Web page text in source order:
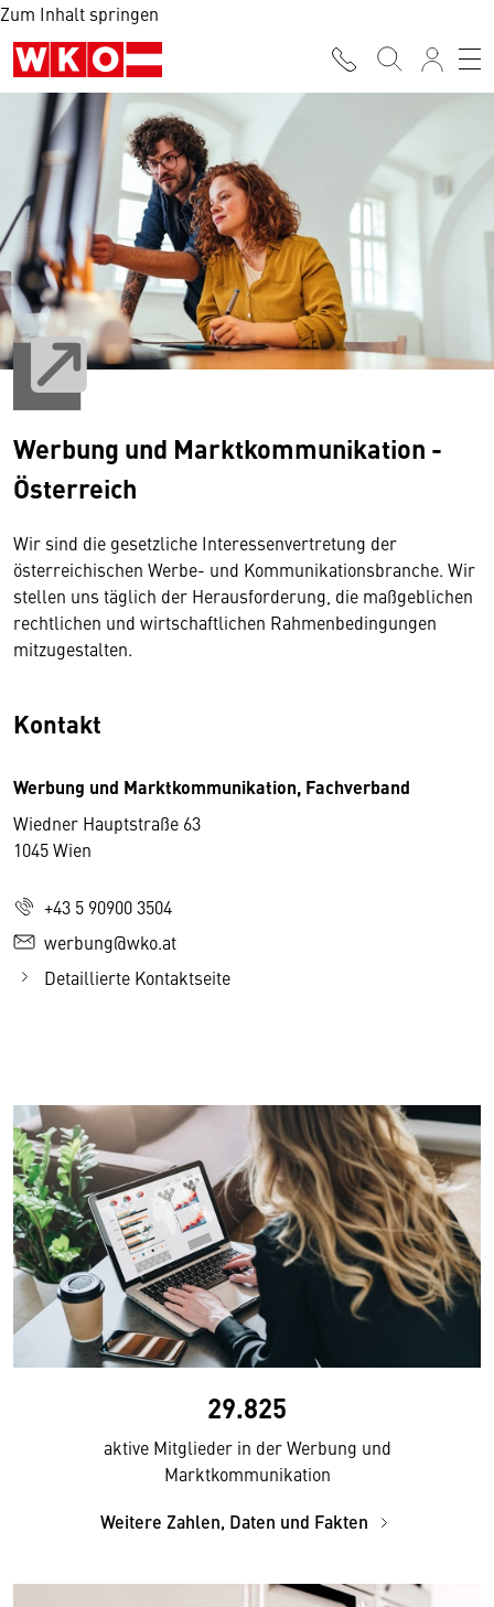
Zum Inhalt springen
Werbung und Marktkommunikation -
Österreich
Wir sind die gesetzliche Interessenvertretung der
österreichischen Werbe- und Kommunikationsbranche. Wir
stellen uns täglich der Herausforderung, die maßgeblichen
rechtlichen und wirtschaftlichen Rahmenbedingungen
mitzugestalten.
Kontakt
Werbung und Marktkommunikation, Fachverband
Wiedner Hauptstraße 63
1045 Wien
+43 5 90900 3504
werbung@wko.at
Detaillierte Kontaktseite
29.825
aktive Mitglieder in der Werbung und
Marktkommunikation
Weitere Zahlen, Daten und Fakten